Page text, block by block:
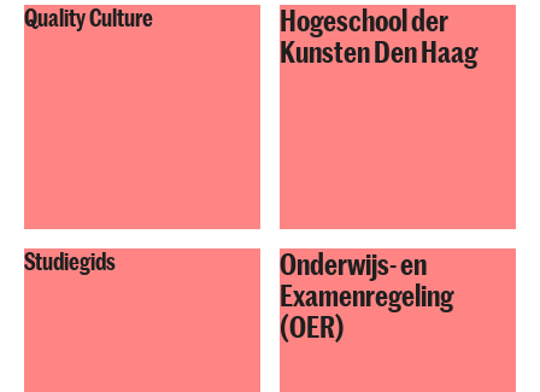
Quality Culture
Hogeschool der
Kunsten Den Haag
Studiegids
Onderwijs- en
Examenregeling
(OER)